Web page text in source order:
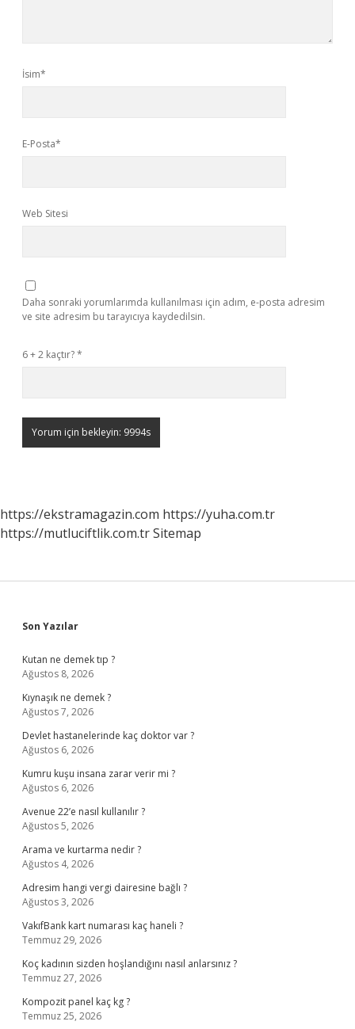
İsim*
E-Posta*
Web Sitesi
Daha sonraki yorumlarımda kullanılması için adım, e-posta adresim
ve site adresim bu tarayıcıya kaydedilsin.
6 + 2 kaçtır?*
https://ekstramagazin.com https://yuha.com.tr
https://mutluciftlik.com.trSitemap
Sidebar
Son Yazılar
Kutan ne demek tıp ?
Ağustos 8, 2026
Kıynaşık ne demek ?
Ağustos 7, 2026
Devlet hastanelerinde kaç doktor var ?
Ağustos 6, 2026
Kumru kuşu insana zarar verir mi ?
Ağustos 6, 2026
Avenue 22’e nasıl kullanılır ?
Ağustos 5, 2026
Arama ve kurtarma nedir ?
Ağustos 4, 2026
Adresim hangi vergi dairesine bağlı ?
Ağustos 3, 2026
VakıfBank kart numarası kaç haneli ?
Temmuz 29, 2026
Koç kadının sizden hoşlandığını nasıl anlarsınız ?
Temmuz 27, 2026
Kompozit panel kaç kg ?
Temmuz 25, 2026